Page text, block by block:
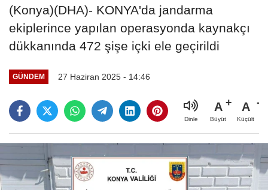
(Konya)(DHA)- KONYA'da jandarma
ekiplerince yapılan operasyonda kaynakçı
dükkanında 472 şişe içki ele geçirildi
GÜNDEM 27 Haziran 2025 - 14:46
Dinle
A
Büyüt
A
Küçült